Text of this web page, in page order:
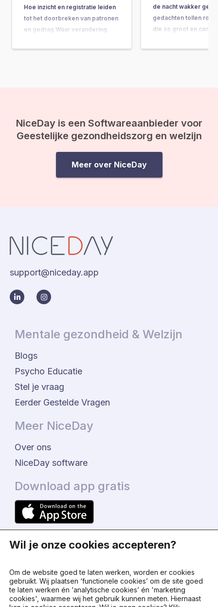
Hoe inzicht en registratie leiden
tot het doorbreken van patronen
en gedrag Waar verandering
concrete do’s & don’ts, tips &
waarom inzicht…
de nacht wakker
gedachten tollen
die zo groot en
lijken. Vragen als:
NiceDay is een Softwareaanbieder voor
Geestelijke gezondheidszorg en welzijn
Meer over NiceDay
support@niceday.app
Mentale gezondheid & Welzijn
Blogs
Psycho Educatie
Stel je vraag
Eerder Gestelde Vragen
Meer NiceDay
Over ons
NiceDay software
Download app gratis
© 2024 - NiceDay Nederland
Wil je onze cookies accepteren?
Om de website goed te laten werken, worden er cookies
gebruikt. Wij plaatsen ‘functionele cookies’ om de site goed
te laten werken én ‘analytische cookies’ én 'marketing
cookies', waarmee wij het gebruik kunnen meten. Hiernaast